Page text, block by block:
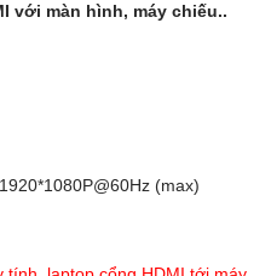
với màn hình, máy chiếu..
(max)